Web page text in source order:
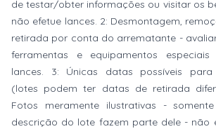
de testar/obter informações ou visitar os
não efetue lances. 2: Desmontagem,
retirada por conta do arrematante -
ferramentas e equipamentos
lances. 3: Únicas datas possíveis para
(lotes podem ter datas de retirada
Fotos meramente ilustrativas -
descrição do lote fazem parte dele - não